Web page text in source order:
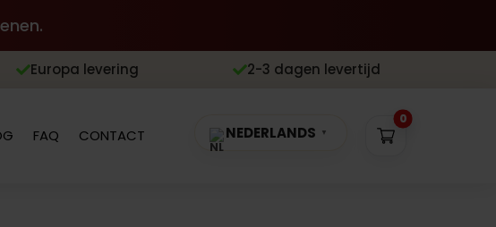
Europa levering 2-3 dagen levertijd
FAQ CONTACT NEDERLANDS ▼
0